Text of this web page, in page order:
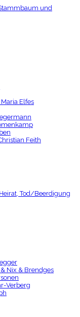
Elfes
Feith
Tod/Beerdigung
Nix & Brendges
Verberg